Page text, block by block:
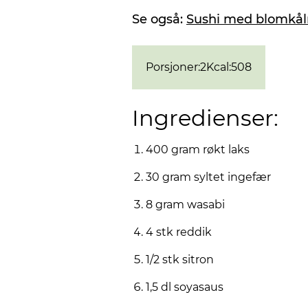
Se også: Sushi med
Porsjoner:2Kcal :508
Ingredienser:
400 gram røkt laks
30 gram syltet ingefær
8 gram wasabi
4 stk reddik
1/2 stk sitron
1,5 dl soyasaus